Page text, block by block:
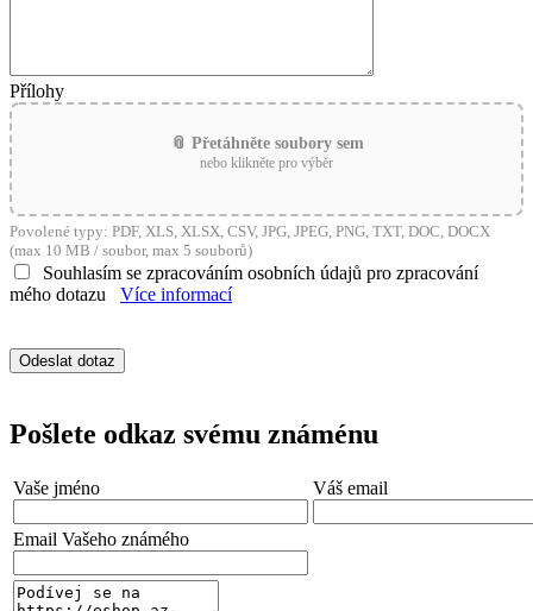
Přílohy
📎 Přetáhněte soubory sem
nebo klikněte pro výběr
Povolené typy: PDF, XLS, XLSX, CSV, JPG, JPEG, PNG, TXT, DOC, DOCX
(max 10 MB / soubor, max 5 souborů)
Souhlasím se zpracováním osobních údajů pro zpracování
mého dotazu
Více informací
Pošlete odkaz svému známénu
Vaše jméno Váš email
Email Vašeho známého